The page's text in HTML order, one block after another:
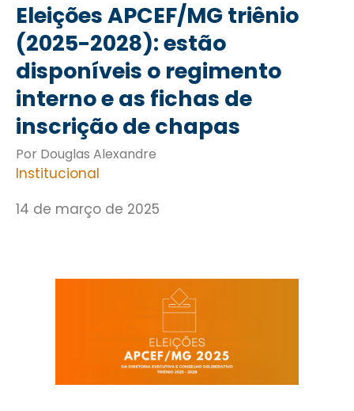
Eleições APCEF/MG triênio
(2025-2028): estão
disponíveis o regimento
interno e as fichas de
inscrição de chapas
Por Douglas Alexandre
Institucional
14 de março de 2025